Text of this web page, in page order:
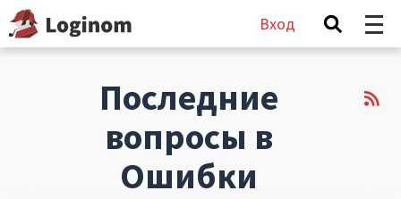
Вход
Последние
вопросы в
Ошибки